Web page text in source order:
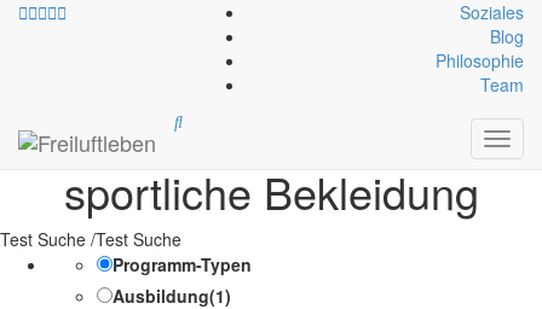
Soziales
Blog
Philosophie
Team
Ausrüstung Bekleidung:
Warme und schneefeste
sportliche Bekleidung
Test Suche /Test Suche
Programm-Typen
Ausbildung(1)